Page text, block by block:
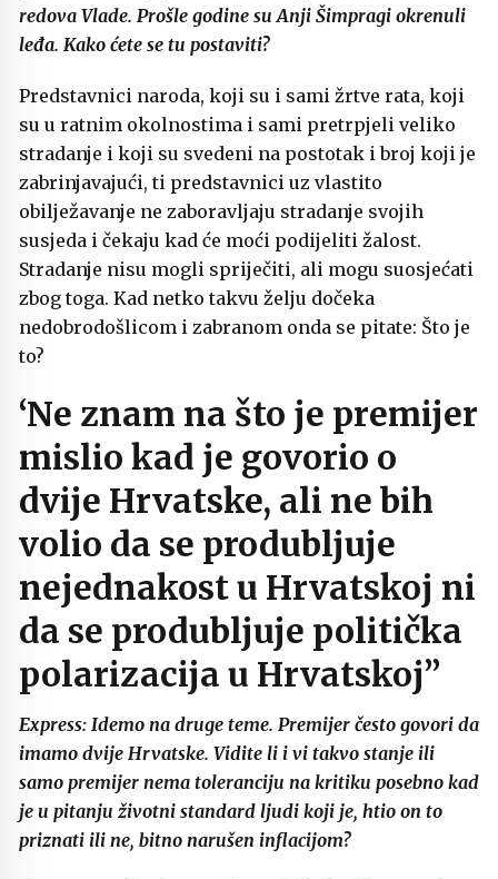
redova Vlade. Prošle godine su Anji Šimpragi okrenuli
leđa. Kako ćete se tu postaviti?
Predstavnici naroda, koji su i sami žrtve rata, koji
su u ratnim okolnostima i sami pretrpjeli veliko
stradanje i koji su svedeni na postotak i broj koji je
zabrinjavajući, ti predstavnici uz vlastito
obilježavanje ne zaboravljaju stradanje svojih
susjeda i čekaju kad će moći podijeliti žalost.
Stradanje nisu mogli spriječiti, ali mogu suosjećati
zbog toga. Kad netko takvu želju dočeka
nedobrodošlicom i zabranom onda se pitate: Što je
to?
‘Ne znam na što je premijer
mislio kad je govorio o
dvije Hrvatske, ali ne bih
volio da se produbljuje
nejednakost u Hrvatskoj ni
da se produbljuje politička
polarizacija u Hrvatskoj”
Express: Idemo na druge teme. Premijer često govori da
imamo dvije Hrvatske. Vidite li i vi takvo stanje ili
samo premijer nema toleranciju na kritiku posebno kad
je u pitanju životni standard ljudi koji je, htio on to
priznati ili ne, bitno narušen inflacijom?